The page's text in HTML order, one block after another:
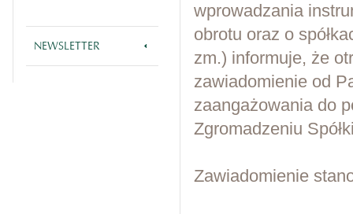
NEWSLETTER
wprowadzania
obrotu oraz o
zm.) informuje, że
zawiadomienie od
zaangażowania do
Zgromadzeniu
Zawiadomienie